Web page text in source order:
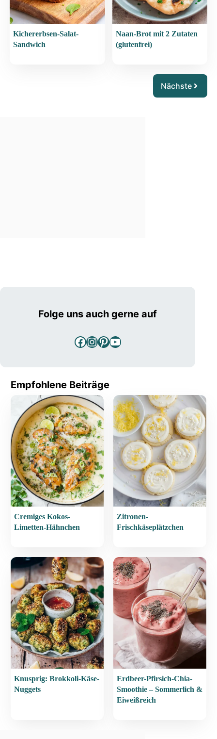
Kichererbsen-Salat-
Sandwich
Naan-Brot mit 2 Zutaten
(glutenfrei)
Nächste
Folge uns auch gerne auf
Facebook
Instagram
Pinterest
YouTube
Empfohlene Beiträge
Cremiges Kokos-
Limetten-Hähnchen
Zitronen-
Frischkäseplätzchen
Knusprig: Brokkoli-Käse-
Nuggets
Erdbeer-Pfirsich-Chia-
Smoothie – Sommerlich &
Eiweißreich